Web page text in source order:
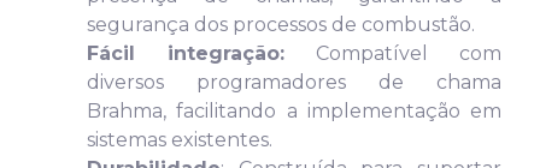
segurança dos processos de combustão.
Fácil integração: Compatível com
diversos programadores de chama
Brahma, facilitando a implementação em
sistemas existentes.